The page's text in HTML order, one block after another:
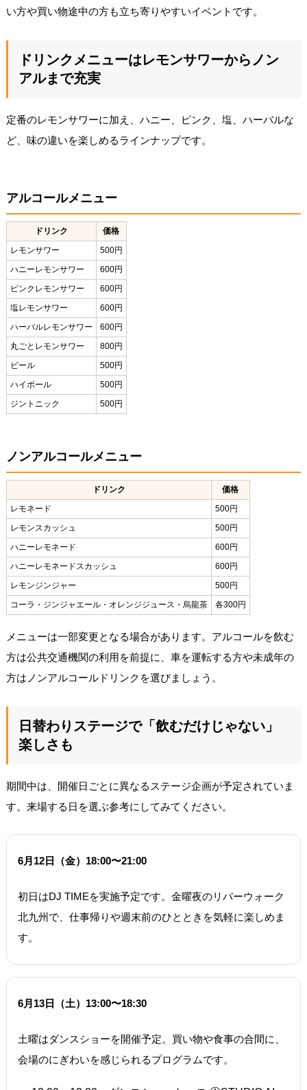
い方や買い物途中の方も立ち寄りやすいイベントです。
ドリンクメニューはレモンサワーからノン
アルまで充実
定番のレモンサワーに加え、ハニー、ピンク、塩、ハーバルな
ど、味の違いを楽しめるラインナップです。
アルコールメニュー
ドリンク
価格
レモンサワー
500円
ハニーレモンサワー
600円
ピンクレモンサワー
600円
塩レモンサワー
600円
ハーバルレモンサワー
600円
丸ごとレモンサワー
800円
ビール
500円
ハイボール
500円
ジントニック
500円
ノンアルコールメニュー
ドリンク
価格
レモネード
500円
レモンスカッシュ
500円
ハニーレモネード
600円
ハニーレモネードスカッシュ
600円
レモンジンジャー
500円
コーラ・ジンジャエール・オレンジジュース・烏龍茶
各300円
メニューは一部変更となる場合があります。アルコールを飲む
方は公共交通機関の利用を前提に、車を運転する方や未成年の
方はノンアルコールドリンクを選びましょう。
日替わりステージで「飲むだけじゃない」
楽しさも
期間中は、開催日ごとに異なるステージ企画が予定されていま
す。来場する日を選ぶ参考にしてみてください。
6月12日（金）18:00〜21:00
初日はDJ TIMEを実施予定です。金曜夜のリバーウォーク
北九州で、仕事帰りや週末前のひとときを気軽に楽しめま
す。
6月13日（土）13:00〜18:30
土曜はダンスショーを開催予定。買い物や食事の合間に、
会場のにぎわいを感じられるプログラムです。